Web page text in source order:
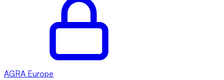
AGRA Europe